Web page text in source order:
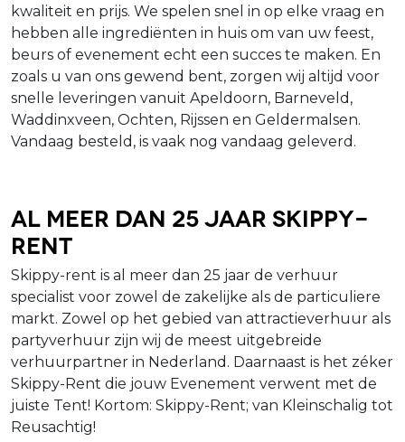
kwaliteit en prijs. We spelen snel in op elke vraag en
hebben alle ingrediënten in huis om van uw feest,
beurs of evenement echt een succes te maken. En
zoals u van ons gewend bent, zorgen wij altijd voor
snelle leveringen vanuit Apeldoorn, Barneveld,
Waddinxveen, Ochten, Rijssen en Geldermalsen.
Vandaag besteld, is vaak nog vandaag geleverd.
Al meer dan 25 jaar Skippy-
Rent
Skippy-rent is al meer dan 25 jaar de verhuur
specialist voor zowel de zakelijke als de particuliere
markt. Zowel op het gebied van attractieverhuur als
partyverhuur zijn wij de meest uitgebreide
verhuurpartner in Nederland. Daarnaast is het zéker
Skippy-Rent die jouw Evenement verwent met de
juiste Tent! Kortom: Skippy-Rent; van Kleinschalig tot
Reusachtig!